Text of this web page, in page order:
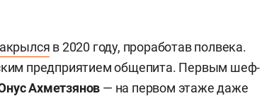
в 2020 году, проработав полвека.
предприятием общепита. Первым шеф-
Ахметзянов — на первом этаже даже